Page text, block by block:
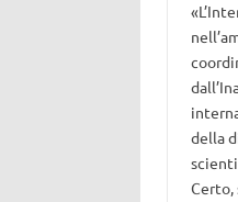
della
Certo,